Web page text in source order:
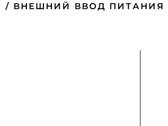
/ ВНЕШНИЙ ВВОД ПИТАНИЯ